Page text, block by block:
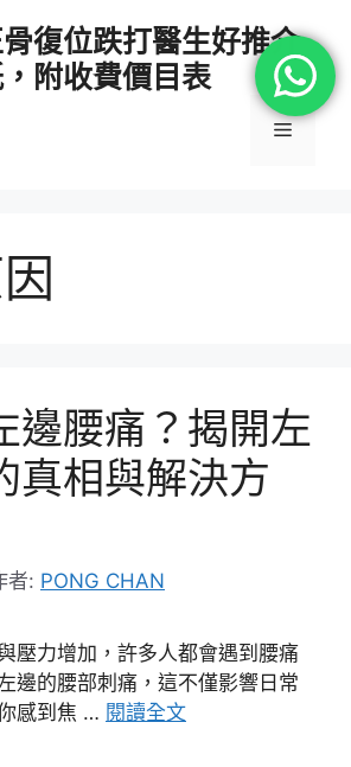
復位跌打醫生好推介
附收費價目表
選
邊腰痛？揭開左
真相與解決方
者: PONG CHAN
壓力增加，許多人都會遇到腰痛
邊的腰部刺痛，這不僅影響日常
感到焦 … 閱讀全文